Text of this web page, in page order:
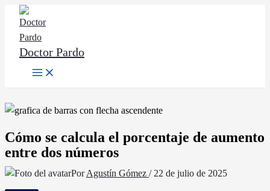
contenido
Doctor Pardo
Main
Menu
Cómo se calcula el porcentaje de aumento
entre dos números
PorAgustín Gómez / 22 de julio de 2025